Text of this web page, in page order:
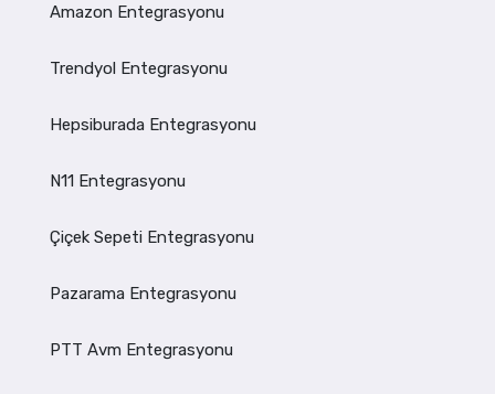
Amazon Entegrasyonu
Trendyol Entegrasyonu
Hepsiburada Entegrasyonu
N11 Entegrasyonu
Çiçek Sepeti Entegrasyonu
Pazarama Entegrasyonu
PTT Avm Entegrasyonu